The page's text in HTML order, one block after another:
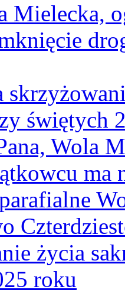
Mielecka,
świętych
Wola
ma
życia
roku